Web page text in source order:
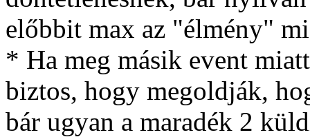
előbbit max az "élmény"
* Ha meg másik event
biztos, hogy megoldják,
bár ugyan a maradék 2